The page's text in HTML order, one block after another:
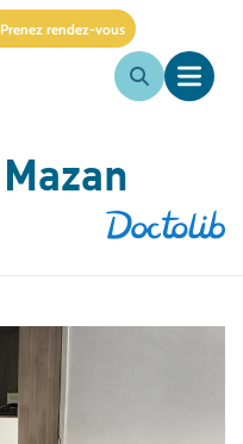
Prenez rendez-vous
Mazan